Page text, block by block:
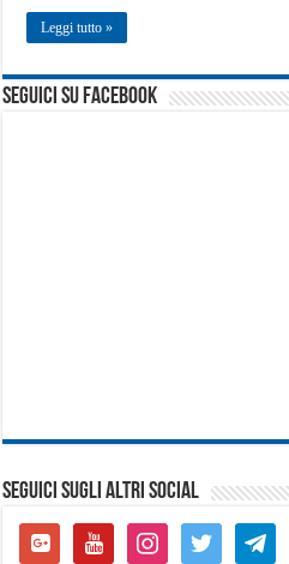
Leggi tutto »
seguici su facebook
SEGUICI SUGLI ALTRI SOCIAL
google-
plus-
youtubeinstagramtwitter telegram